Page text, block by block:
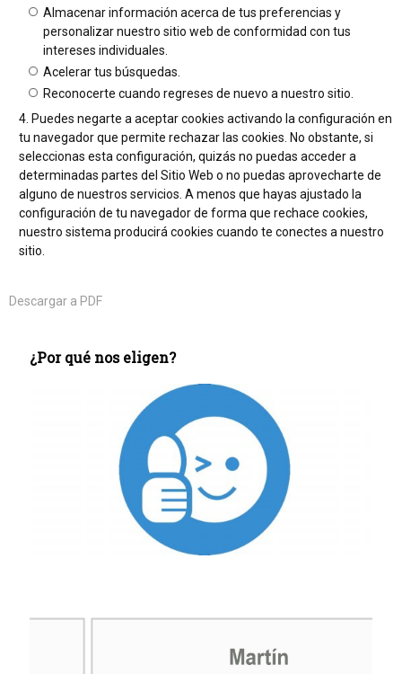
¿Por qué nos eligen?
Almacenar información acerca de tus preferencias y
personalizar nuestro sitio web de conformidad con tus
intereses individuales.
Acelerar tus búsquedas.
Reconocerte cuando regreses de nuevo a nuestro sitio.
Puedes negarte a aceptar cookies activando la configuración en
tu navegador que permite rechazar las cookies. No obstante, si
seleccionas esta configuración, quizás no puedas acceder a
determinadas partes del Sitio Web o no puedas aprovecharte de
alguno de nuestros servicios. A menos que hayas ajustado la
configuración de tu navegador de forma que rechace cookies,
nuestro sistema producirá cookies cuando te conectes a nuestro
sitio.
Descargar a PDF